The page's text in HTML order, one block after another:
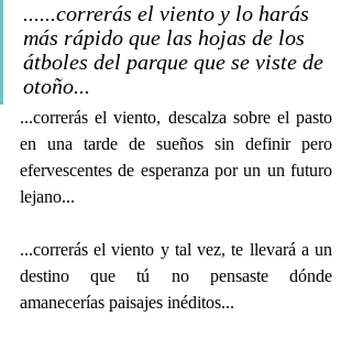
......correrás el viento y lo harás
más rápido que las hojas de los
átboles del parque que se viste de
otoño...
...correrás el viento, descalza sobre el pasto
en una tarde de sueños sin definir pero
efervescentes de esperanza por un un futuro
lejano...
...correrás el viento y tal vez, te llevará a un
destino que tú no pensaste dónde
amanecerías paisajes inéditos...